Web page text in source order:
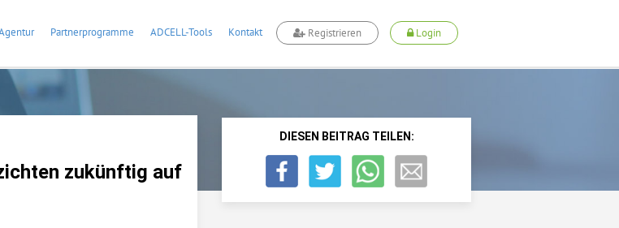
Partnerprogramme ADCELL-Tools Kontakt Registrieren Login
zukünftig auf
DIESEN BEITRAG TEILEN: